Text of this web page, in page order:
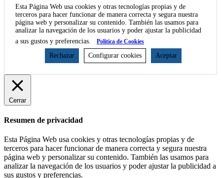
Esta Página Web usa cookies y otras tecnologías propias y de
terceros para hacer funcionar de manera correcta y segura nuestra
página web y personalizar su contenido. También las usamos para
analizar la navegación de los usuarios y poder ajustar la publicidad
a sus gustos y preferencias.
Política de Cookies
Rechazar Configurar cookies Aceptar
Cerrar
Resumen de privacidad
Esta Página Web usa cookies y otras tecnologías propias y de
terceros para hacer funcionar de manera correcta y segura nuestra
página web y personalizar su contenido. También las usamos para
analizar la navegación de los usuarios y poder ajustar la publicidad a
sus gustos y preferencias.